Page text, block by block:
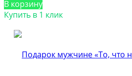
В корзину
Купить в 1 клик